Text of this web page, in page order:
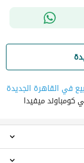
في القاهرة الجديدة
كومباوند ميفيدا